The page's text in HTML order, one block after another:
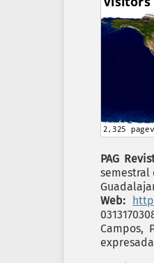
PAG
semestral
Web:
Campos,